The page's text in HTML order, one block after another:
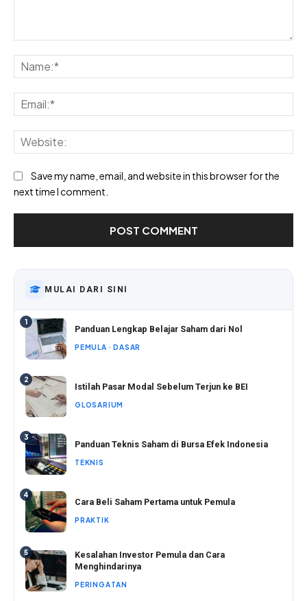
Save my name, email, and website in this browser for the
next time I comment.
MULAI DARI SINI
1
Panduan Lengkap Belajar Saham dari Nol
PEMULA · DASAR
2
Istilah Pasar Modal Sebelum Terjun ke BEI
GLOSARIUM
3
Panduan Teknis Saham di Bursa Efek Indonesia
TEKNIS
4
Cara Beli Saham Pertama untuk Pemula
PRAKTIK
5
Kesalahan Investor Pemula dan Cara
Menghindarinya
PERINGATAN